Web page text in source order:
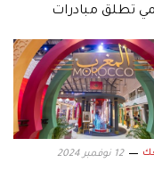
تطلق مبادرات
ثقافة الكتاب
12 نوفمبر 2024